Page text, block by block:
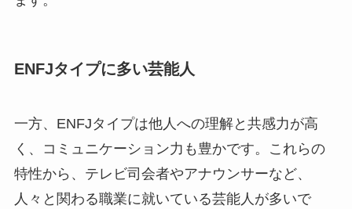
ENFJタイプに多い芸能人
一方、ENFJタイプは他人への理解と共感力が高
く、コミュニケーション力も豊かです。これらの
特性から、テレビ司会者やアナウンサーなど、
人々と関わる職業に就いている芸能人が多いで